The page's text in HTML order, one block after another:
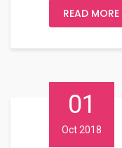
READ MORE
01
Oct 2018